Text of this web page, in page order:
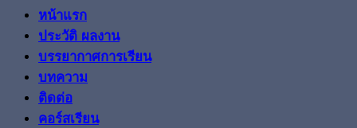
หน้าแรก
ประวัติ ผลงาน
บรรยากาศการเรียน
บทความ
ติดต่อ
คอร์สเรียน